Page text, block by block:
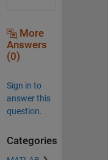
More
Answers
(0)
Sign in to
answer this
question.
Categories